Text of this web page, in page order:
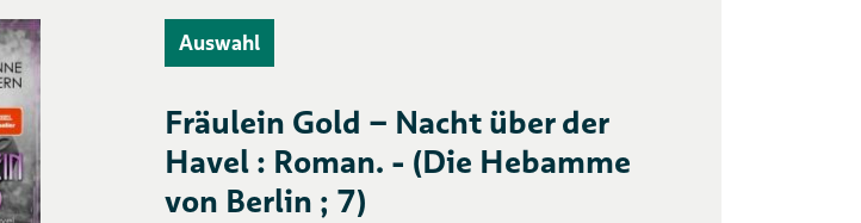
Auswahl
Fräulein Gold – Nacht über der
Havel : Roman. - (Die Hebamme
von Berlin ; 7)